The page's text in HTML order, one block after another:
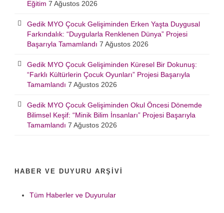
Eğitim 7 Ağustos 2026
Gedik MYO Çocuk Gelişiminden Erken Yaşta Duygusal
Farkındalık: “Duygularla Renklenen Dünya” Projesi
Başarıyla Tamamlandı 7 Ağustos 2026
Gedik MYO Çocuk Gelişiminden Küresel Bir Dokunuş:
“Farklı Kültürlerin Çocuk Oyunları” Projesi Başarıyla
Tamamlandı 7 Ağustos 2026
Gedik MYO Çocuk Gelişiminden Okul Öncesi Dönemde
Bilimsel Keşif: “Minik Bilim İnsanları” Projesi Başarıyla
Tamamlandı 7 Ağustos 2026
HABER VE DUYURU ARŞIVI
Tüm Haberler ve Duyurular